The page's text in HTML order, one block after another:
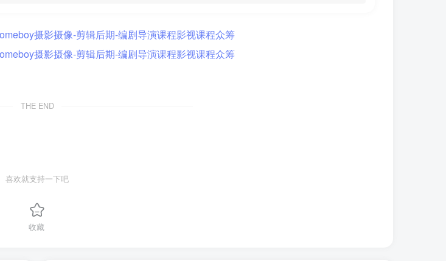
THE END
喜欢就支持一下吧
收藏